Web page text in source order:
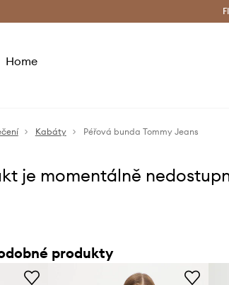
Doručení a vrácení zdarma
Home
Kabáty Péřová bunda Tommy Jeans
je momentálně
produkty